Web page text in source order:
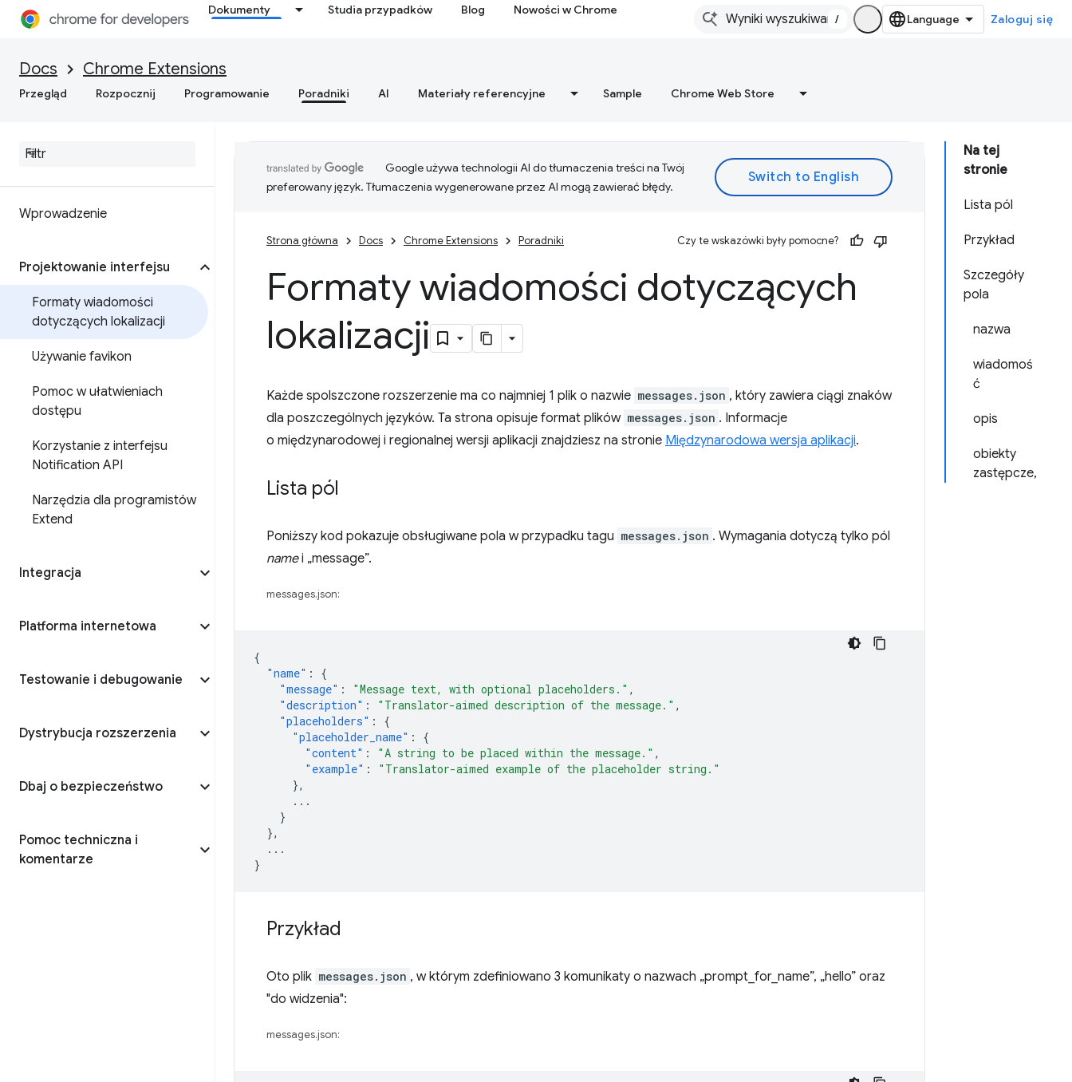
Dokumenty Studia przypadków Blog Nowości w Chrome
/ Zaloguj się
Docs Chrome Extensions
Przegląd Rozpocznij Programowanie Poradniki AI Materiały referencyjne Sample Chrome Web Store
Wprowadzenie
Projektowanie interfejsu
Formaty wiadomości
dotyczących lokalizacji
Używanie favikon
Pomoc w ułatwieniach
dostępu
Korzystanie z interfejsu
Notification API
Narzędzia dla programistów
Extend
Integracja
Platforma internetowa
Testowanie i debugowanie
Dystrybucja rozszerzenia
Dbaj o bezpieczeństwo
Pomoc techniczna i
komentarze
Na tej
stronie
Lista pól
Przykład
Szczegóły
pola
nazwa
wiadomoś
ć
opis
obiekty
zastępcze,
Google używa technologii AI do tłumaczenia treści na Twój
preferowany język. Tłumaczenia wygenerowane przez AI mogą zawierać błędy.
Strona główna Docs Chrome Extensions Poradniki Czy te wskazówki były pomocne?
Formaty wiadomości dotyczących
lokalizacji
Każde spolszczone rozszerzenie ma co najmniej 1 plik o nazwie messages.json , który zawiera ciągi znaków
dla poszczególnych języków. Ta strona opisuje format plików messages.json . Informacje
o międzynarodowej i regionalnej wersji aplikacji znajdziesz na stronie Międzynarodowa wersja aplikacji.
Lista pól
Poniższy kod pokazuje obsługiwane pola w przypadku tagu messages.json . Wymagania dotyczą tylko pól
namei „message”.
messages.json:
{
"name" :
{
"message" : "Message text, with optional placeholders." ,
"description" : "Translator-aimed description of the message." ,
"placeholders" :
{
"placeholder_name" :
{
"content" : "A string to be placed within the message." ,
"example" :
"Translator-aimed example of the placeholder string."
},
...
}
},
...
}
Przykład
Oto plik messages.json , w którym zdefiniowano 3 komunikaty o nazwach „prompt_for_name”, „hello” oraz
"do widzenia":
messages.json: